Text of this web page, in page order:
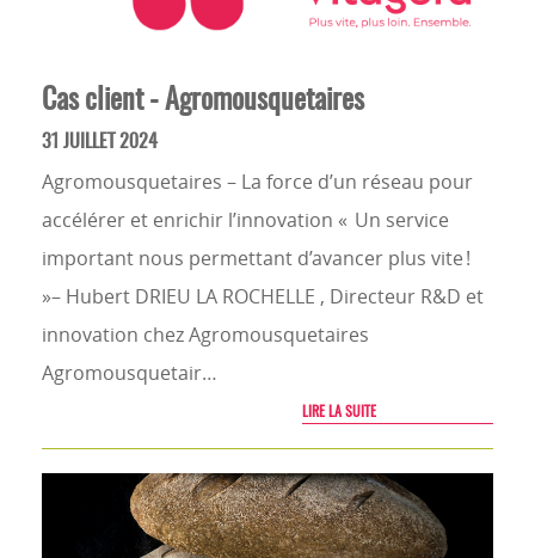
Cas client - Agromousquetaires
31 JUILLET 2024
Agromousquetaires – La force d’un réseau pour
accélérer et enrichir l’innovation « Un service
important nous permettant d’avancer plus vite !
»– Hubert DRIEU LA ROCHELLE , Directeur R&D et
innovation chez Agromousquetaires
Agromousquetair…
LIRE LA SUITE